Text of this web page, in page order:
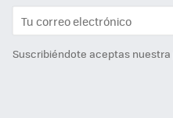
Suscribiéndote aceptas nuestra